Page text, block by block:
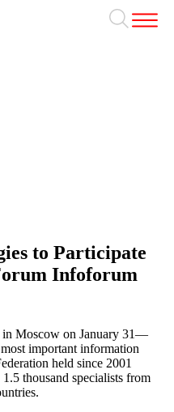
to Participate
Infoforum
Moscow on January 31—
important information
held since 2001
thousand specialists from